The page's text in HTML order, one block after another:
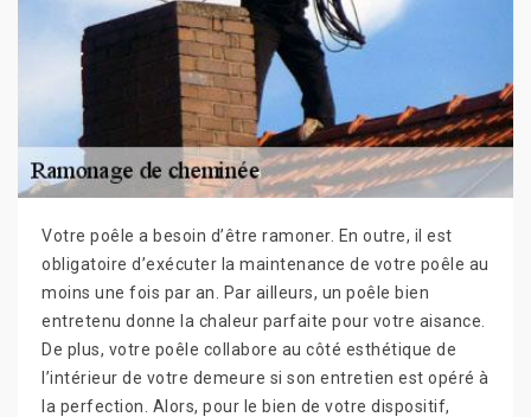
Votre poêle a besoin d’être ramoner. En outre, il est
obligatoire d’exécuter la maintenance de votre poêle au
moins une fois par an. Par ailleurs, un poêle bien
entretenu donne la chaleur parfaite pour votre aisance.
De plus, votre poêle collabore au côté esthétique de
l’intérieur de votre demeure si son entretien est opéré à
la perfection. Alors, pour le bien de votre dispositif,